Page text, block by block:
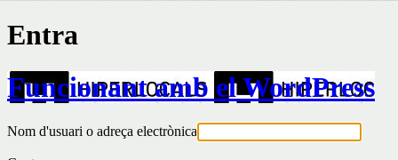
Entra
Funcionant amb el WordPress
Nom d'usuari o adreça electrònica